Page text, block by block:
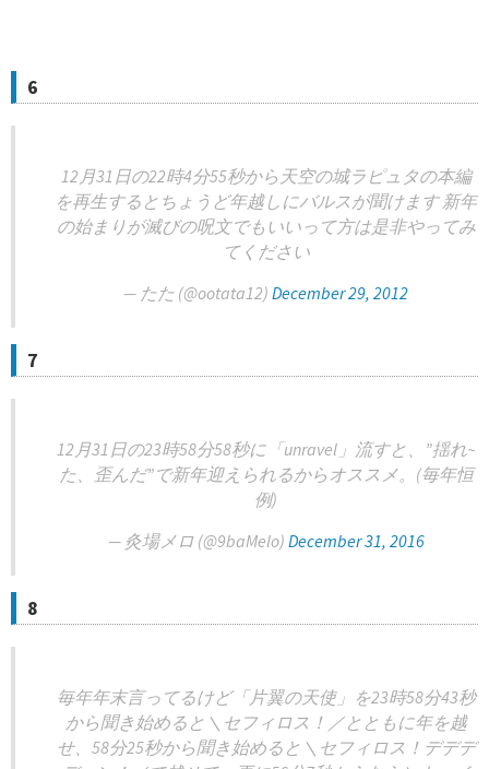
6
12月31日の22時4分55秒から天空の城ラピュタの本編
を再生するとちょうど年越しにバルスが聞けます 新年
の始まりが滅びの呪文でもいいって方は是非やってみ
てください
— たた (@ootata12) December 29, 2012
7
12月31日の23時58分58秒に「unravel」流すと、”揺れ~
た、歪んだ”で新年迎えられるからオススメ。(毎年恒
例)
— 灸場メロ (@9baMelo) December 31, 2016
8
毎年年末言ってるけど「片翼の天使」を23時58分43秒
から聞き始めると＼セフィロス！／とともに年を越
せ、58分25秒から聞き始めると＼セフィロス！デデデ